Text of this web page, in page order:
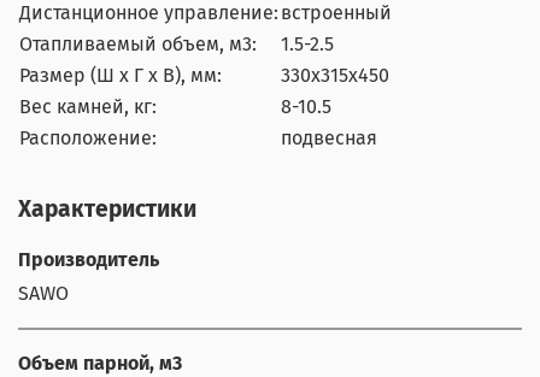
Дистанционное управление: встроенный
Отапливаемый объем, м3:
1.5-2.5
Размер (Ш x Г x В), мм:
330x315x450
Вес камней, кг:
8-10.5
Расположение:
подвесная
Характеристики
Производитель
SAWO
Объем парной, м3